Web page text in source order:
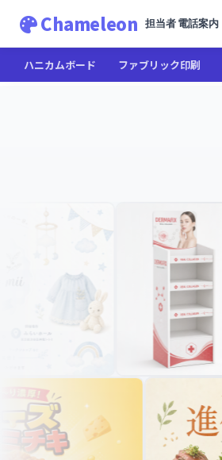
Chameleon 担当者 電話案内
ハニカムボード ファブリック印刷